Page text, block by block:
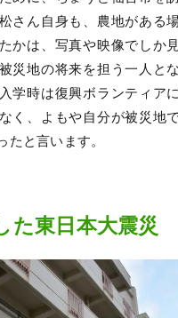
さん自身も、農地がある
かは、写真や映像でしか
災地の将来を担う一人と
学時は復興ボランティア
く、よもや自分が被災地
たと言います。
た東日本大震災